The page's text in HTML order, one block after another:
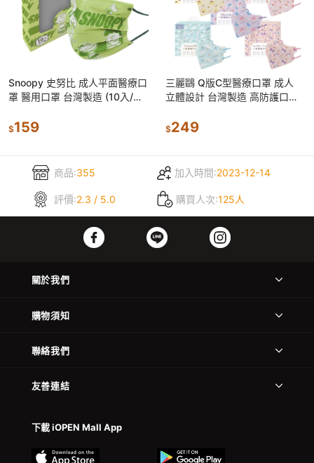
Snoopy 史努比 成人平面醫療口
罩 醫用口罩 台灣製造 (10入/盒)
$159
三麗鷗 Q版C型醫療口罩 成人
立體設計 台灣製造 高防護口罩
凱蒂【5ip8】
$249
商品:355 加入時間:2023-12-14
評價:2.3 / 5.0 購買人次:125人
關於我們
購物須知
聯絡我們
友善連結
下載 iOPEN Mall App